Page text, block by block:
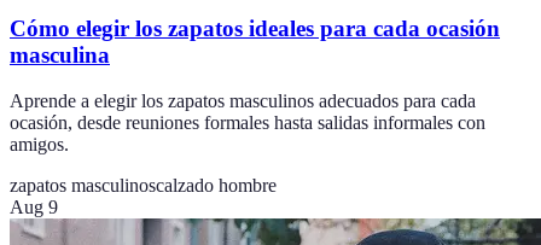
Cómo elegir los zapatos ideales para cada ocasión
masculina
Aprende a elegir los zapatos masculinos adecuados para cada
ocasión, desde reuniones formales hasta salidas informales con
amigos.
zapatos masculinoscalzado hombre
Aug 9